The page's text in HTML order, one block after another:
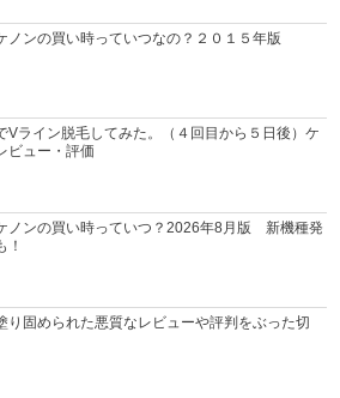
ノンの買い時っていつなの？２０１５年版
Vライン脱毛してみた。（４回目から５日後）ケ
ビュー・評価
ノンの買い時っていつ？2026年8月版 新機種発
！
り固められた悪質なレビューや評判をぶった切